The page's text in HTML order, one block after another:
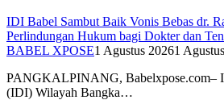
IDI Babel Sambut Baik Vonis Bebas dr.
Perlindungan Hukum bagi Dokter dan
BABEL XPOSE1 Agustus 20261
PANGKALPINANG, Babelxpose.com–
(IDI) Wilayah Bangka…